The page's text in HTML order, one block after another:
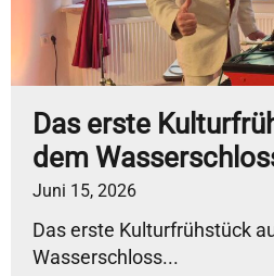
Das erste
dem
Juni 15, 2026
Das erste Kulturfrühstück
Wasserschloss...